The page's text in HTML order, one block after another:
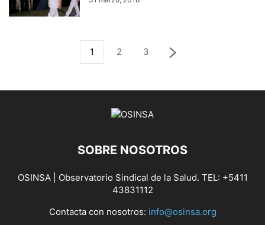
1 2 3
SOBRE NOSOTROS
OSINSA | Observatorio Sindical de la Salud. TEL: +5411
43831112
Contacta con nosotros: info@osinsa.org